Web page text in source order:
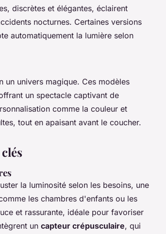
discrètes et élégantes, éclairent
nocturnes. Certaines versions
automatiquement la lumière selon
un univers magique. Ces modèles
un spectacle captivant de
comme la couleur et
tout en apaisant avant le coucher.
la luminosité selon les besoins, une
les chambres d'enfants ou les
et rassurante, idéale pour favoriser
un capteur crépusculaire, qui